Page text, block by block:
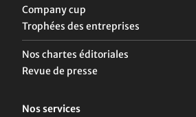
Company cup
Trophées des entreprises
Nos chartes éditoriales
Revue de presse
Nos services